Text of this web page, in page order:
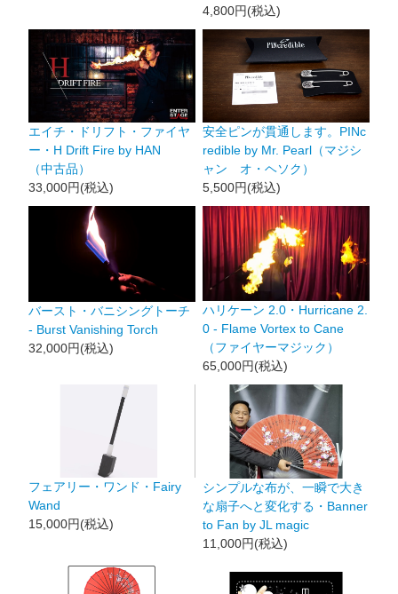
4,800円(税込)
エイチ・ドリフト・ファイヤ
ー・H Drift Fire by HAN
（中古品）
33,000円(税込)
安全ピンが貫通します。PINc
redible by Mr. Pearl（マジシ
ャン オ・ヘソク）
5,500円(税込)
バースト・バニシングトーチ
- Burst Vanishing Torch
32,000円(税込)
ハリケーン 2.0・Hurricane 2.
0 - Flame Vortex to Cane
（ファイヤーマジック）
65,000円(税込)
フェアリー・ワンド・Fairy
Wand
15,000円(税込)
シンプルな布が、一瞬で大き
な扇子へと変化する・Banner
to Fan by JL magic
11,000円(税込)